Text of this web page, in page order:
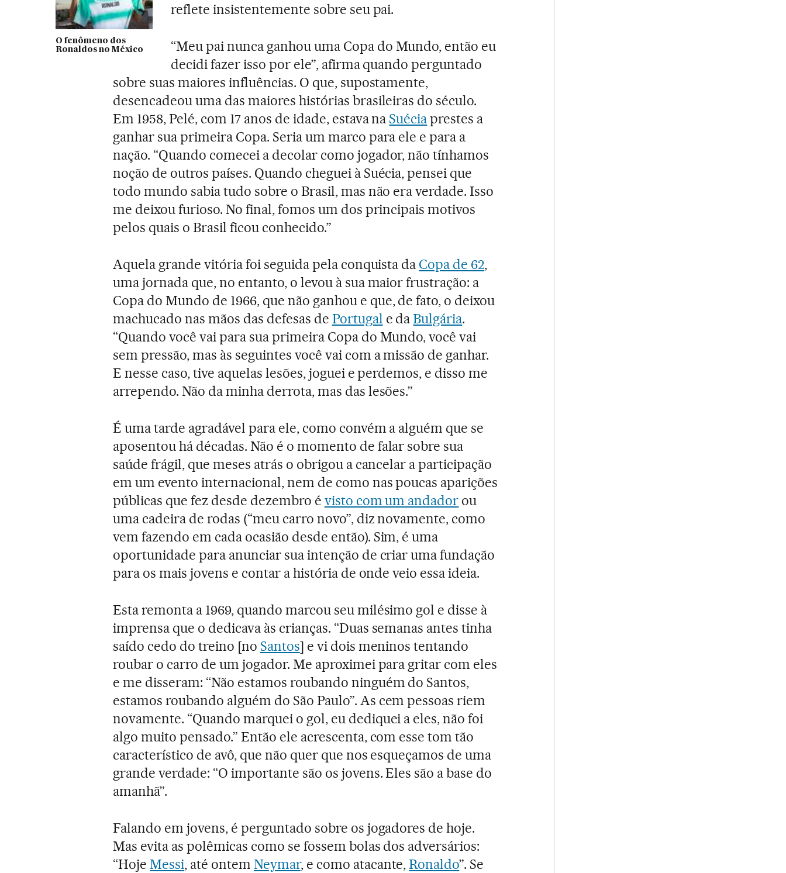
O fenômeno dos
Ronaldos no México
reflete insistentemente sobre seu pai.
“Meu pai nunca ganhou uma Copa do Mundo, então eu
decidi fazer isso por ele”, afirma quando perguntado
sobre suas maiores influências. O que, supostamente,
desencadeou uma das maiores histórias brasileiras do século.
Em 1958, Pelé, com 17 anos de idade, estava na Suéciaprestes a
ganhar sua primeira Copa. Seria um marco para ele e para a
nação. “Quando comecei a decolar como jogador, não tínhamos
noção de outros países. Quando cheguei à Suécia, pensei que
todo mundo sabia tudo sobre o Brasil, mas não era verdade. Isso
me deixou furioso. No final, fomos um dos principais motivos
pelos quais o Brasil ficou conhecido.”
Aquela grande vitória foi seguida pela conquista da Copa de 62,
uma jornada que, no entanto, o levou à sua maior frustração: a
Copa do Mundo de 1966, que não ganhou e que, de fato, o deixou
machucado nas mãos das defesas de Portugal e daBulgária.
“Quando você vai para sua primeira Copa do Mundo, você vai
sem pressão, mas às seguintes você vai com a missão de ganhar.
E nesse caso, tive aquelas lesões, joguei e perdemos, e disso me
arrependo. Não da minha derrota, mas das lesões.”
É uma tarde agradável para ele, como convém a alguém que se
aposentou há décadas. Não é o momento de falar sobre sua
saúde frágil, que meses atrás o obrigou a cancelar a participação
em um evento internacional, nem de como nas poucas aparições
públicas que fez desde dezembro é visto com um andador ou
uma cadeira de rodas (“meu carro novo”, diz novamente, como
vem fazendo em cada ocasião desde então). Sim, é uma
oportunidade para anunciar sua intenção de criar uma fundação
para os mais jovens e contar a história de onde veio essa ideia.
Esta remonta a 1969, quando marcou seu milésimo gol e disse à
imprensa que o dedicava às crianças. “Duas semanas antes tinha
saído cedo do treino [no Santos] e vi dois meninos tentando
roubar o carro de um jogador. Me aproximei para gritar com eles
e me disseram: “Não estamos roubando ninguém do Santos,
estamos roubando alguém do São Paulo”. As cem pessoas riem
novamente. “Quando marquei o gol, eu dediquei a eles, não foi
algo muito pensado.” Então ele acrescenta, com esse tom tão
característico de avô, que não quer que nos esqueçamos de uma
grande verdade: “O importante são os jovens. Eles são a base do
amanhã”.
Falando em jovens, é perguntado sobre os jogadores de hoje.
Mas evita as polêmicas como se fossem bolas dos adversários:
“HojeMessi, até ontem Neymar, e como atacante,Ronaldo”. Se